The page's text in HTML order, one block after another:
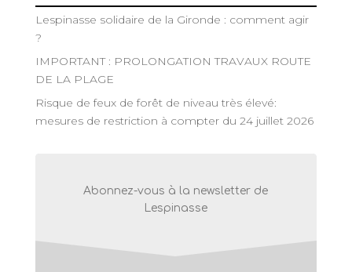
Lespinasse solidaire de la Gironde : comment agir
?
IMPORTANT : PROLONGATION TRAVAUX ROUTE
DE LA PLAGE
Risque de feux de forêt de niveau très élevé:
mesures de restriction à compter du 24 juillet 2026
Abonnez-vous à la newsletter de
Lespinasse